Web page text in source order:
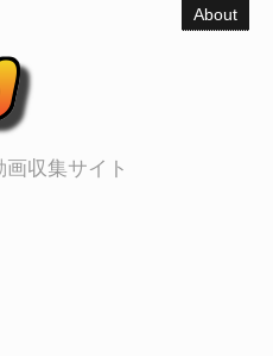
About
収集サイト